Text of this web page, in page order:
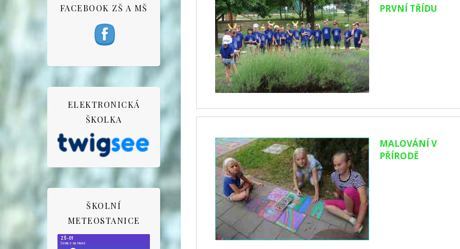
FACEBOOK ZŠ A MŠ
ELEKTRONICKÁ
ŠKOLKA
ŠKOLNÍ
METEOSTANICE
PRVNÍ TŘÍDU
MALOVÁNÍ V
PŘÍRODĚ